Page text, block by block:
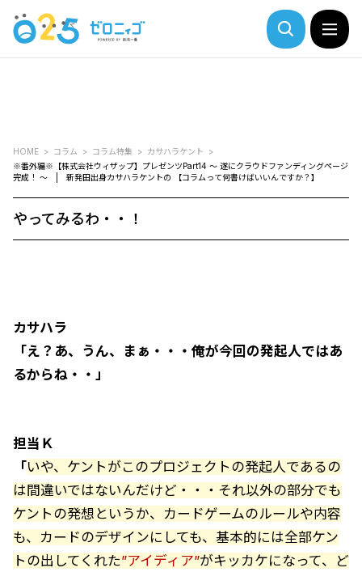
HOME コラム コラム特集
カサハラケント
※番外編※【株式会社ウィザップ】プレゼンツPart14 ～ 遂にクラウドファンディングページ
完成！ ～ | 新発田出身カサハラケントの 【コラムって何書けばいいんですか？】
やってみるわ・・！
カサハラ
「え？あ、うん、まぁ・・・俺が今回の発起人ではあ
るからね・・」
担当Ｋ
「いや、ケントがこのプロジェクトの発起人であるの
は間違いではないんだけど・・・それ以外の部分でも
ケントの発想というか、カードゲームのルールや内容
も、カードのデザインにしても、基本的には全部ケン
トの出してくれた”アイディア”がキッカケになって、ど